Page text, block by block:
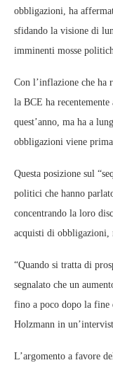
obbligazioni, ha
sfidando la visione di
imminenti mosse
Con l’inflazione che
la BCE ha
quest’anno, ma ha a
obbligazioni viene
Questa posizione sul
politici che hanno
concentrando la loro
acquisti di obbligazioni,
“Quando si tratta di
segnalato che un
fino a poco dopo la fine
Holzmann in
L’argomento a favore